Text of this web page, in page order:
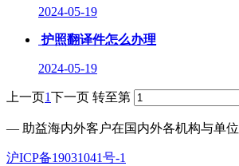
2024-05-19
护照翻译件怎么办理
2024-05-19
上一页1下一页 转至第
— 助益海内外客户在国内外各机构与单
沪ICP备19031041号-1